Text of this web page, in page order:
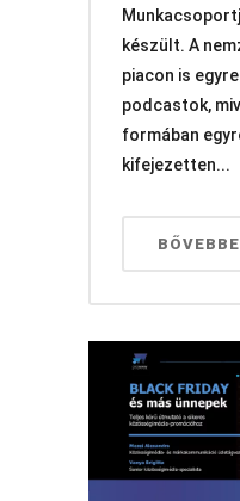
készült. A
piacon is
podcastok,
formában
kifejezetten...